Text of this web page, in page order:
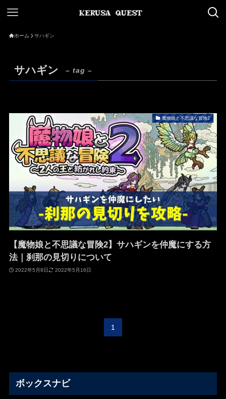
ホーム サハギン
サハギン – tag –
魔物娘と不思議な冒険2
【魔物娘と不思議な冒険2】サハギンを仲魔にする方
法｜刹那の見切りについて
2022年5月8日 2022年5月16日
1
ボックスナビ